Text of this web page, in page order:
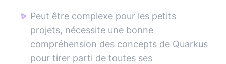
Peut être complexe pour les petits
projets, nécessite une bonne
compréhension des concepts de Quarkus
pour tirer parti de toutes ses